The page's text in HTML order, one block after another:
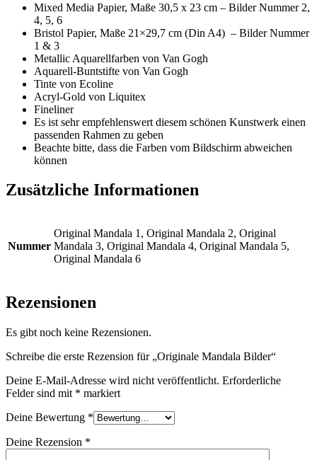
Mixed Media Papier, Maße 30,5 x 23 cm – Bilder Nummer 2,
4, 5, 6
Bristol Papier, Maße 21×29,7 cm (Din A4) – Bilder Nummer
1 & 3
Metallic Aquarellfarben von Van Gogh
Aquarell-Buntstifte von Van Gogh
Tinte von Ecoline
Acryl-Gold von Liquitex
Fineliner
Es ist sehr empfehlenswert diesem schönen Kunstwerk einen
passenden Rahmen zu geben
Beachte bitte, dass die Farben vom Bildschirm abweichen
können
Zusätzliche Informationen
Nummer
Original Mandala 1, Original Mandala 2, Original
Mandala 3, Original Mandala 4, Original Mandala 5,
Original Mandala 6
Rezensionen
Es gibt noch keine Rezensionen.
Schreibe die erste Rezension für „Originale Mandala Bilder“
Deine E-Mail-Adresse wird nicht veröffentlicht. Erforderliche
Felder sind mit * markiert
Deine Bewertung *
Deine Rezension *